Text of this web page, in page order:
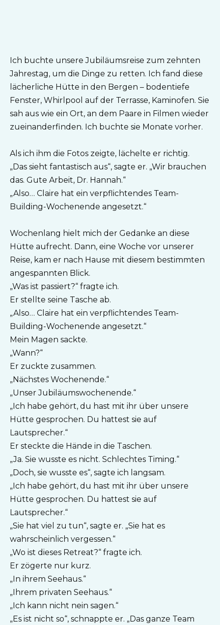
Ich buchte unsere Jubiläumsreise zum zehnten
Jahrestag, um die Dinge zu retten. Ich fand diese
lächerliche Hütte in den Bergen – bodentiefe
Fenster, Whirlpool auf der Terrasse, Kaminofen. Sie
sah aus wie ein Ort, an dem Paare in Filmen wieder
zueinanderfinden. Ich buchte sie Monate vorher.
Als ich ihm die Fotos zeigte, lächelte er richtig.
„Das sieht fantastisch aus“, sagte er. „Wir brauchen
das. Gute Arbeit, Dr. Hannah.“
„Also… Claire hat ein verpflichtendes Team-
Building-Wochenende angesetzt.“
Wochenlang hielt mich der Gedanke an diese
Hütte aufrecht. Dann, eine Woche vor unserer
Reise, kam er nach Hause mit diesem bestimmten
angespannten Blick.
„Was ist passiert?“ fragte ich.
Er stellte seine Tasche ab.
„Also… Claire hat ein verpflichtendes Team-
Building-Wochenende angesetzt.“
Mein Magen sackte.
„Wann?“
Er zuckte zusammen.
„Nächstes Wochenende.“
„Unser Jubiläumswochenende.“
„Ich habe gehört, du hast mit ihr über unsere
Hütte gesprochen. Du hattest sie auf
Lautsprecher.“
Er steckte die Hände in die Taschen.
„Ja. Sie wusste es nicht. Schlechtes Timing.“
„Doch, sie wusste es“, sagte ich langsam.
„Ich habe gehört, du hast mit ihr über unsere
Hütte gesprochen. Du hattest sie auf
Lautsprecher.“
„Sie hat viel zu tun“, sagte er. „Sie hat es
wahrscheinlich vergessen.“
„Wo ist dieses Retreat?“ fragte ich.
Er zögerte nur kurz.
„In ihrem Seehaus.“
„Ihrem privaten Seehaus.“
„Ich kann nicht nein sagen.“
„Es ist nicht so“, schnappte er. „Das ganze Team